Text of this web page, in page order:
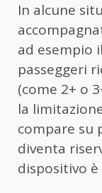
In alcune
ad esempio
passeggeri
(come 2+ o
la
compare su
diventa
dispositivo è